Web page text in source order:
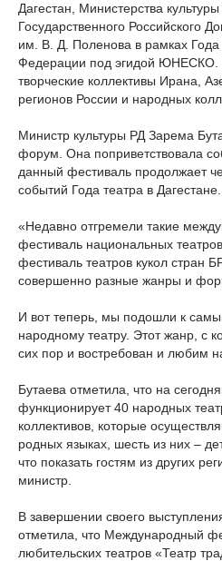
Дагестан, Министерства
Государственного Российского
им. В. Д. Поленова в рамках Года
Федерации под эгидой ЮНЕСКО.
творческие коллективы Ирана,
регионов России и народных
Министр культуры РД Зарема
форум. Она поприветствовала
данный фестиваль продолжает
событий Года театра в Дагестане.
«Недавно отгремели такие
фестиваль национальных театров
фестиваль театров кукол стран
совершенно разные жанры и
И вот теперь, мы подошли к
народному театру. Этот жанр, с
сих пор и востребован и любим
Бутаева отметила, что на
функционирует 40 народных
коллективов, которые
родных языках, шесть из них –
что показать гостям из других
министр.
В завершении своего
отметила, что Международный
любительских театров «Театр